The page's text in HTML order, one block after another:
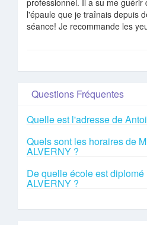
professionnel. Il a su me guérir
l'épaule que je traînais depuis
séance! Je recommande les
Questions Fréquentes
Quelle est l'adresse de
Quels sont les horaires de
ALVERNY ?
De quelle école est diplomé
ALVERNY ?